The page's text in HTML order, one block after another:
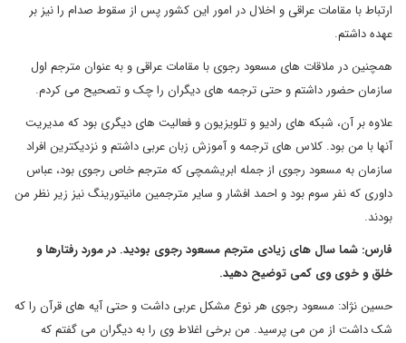
ارتباط با مقامات عراقی و اخلال در امور این کشور پس از سقوط صدام را نیز بر
عهده داشتم.
همچنین در ملاقات های مسعود رجوی با مقامات عراقی و به عنوان مترجم اول
سازمان حضور داشتم و حتی ترجمه های دیگران را چک و تصحیح می کردم.
علاوه بر آن، شبکه های رادیو و تلویزیون و فعالیت های دیگری بود که مدیریت
آنها با من بود. کلاس های ترجمه و آموزش زبان عربی داشتم و نزدیکترین افراد
سازمان به مسعود رجوی از جمله ابریشمچی که مترجم خاص رجوی بود، عباس
داوری که نفر سوم بود و احمد افشار و سایر مترجمین مانیتورینگ نیز زیر نظر من
بودند.
فارس: شما سال های زیادی مترجم مسعود رجوی بودید. در مورد رفتارها و
خلق و خوی وی کمی توضیح دهید.
حسین نژاد: مسعود رجوی هر نوع مشکل عربی داشت و حتی آیه های قرآن را که
شک داشت از من می پرسید. من برخی اغلاط وی را به دیگران می گفتم که